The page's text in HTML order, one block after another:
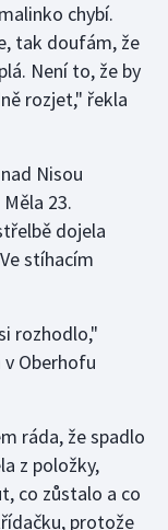
chybí.
tak doufám, že
Není to, že by
rozjet," řekla
Nisou
23.
dojela
stíhacím
rozhodlo,"
Oberhofu
ráda, že spadlo
z položky,
co zůstalo a co
protože